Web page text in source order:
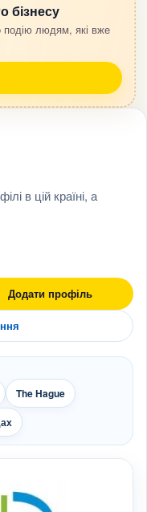
бізнесу
подію людям, які вже
в цій країні, а
Додати профіль
The Hague